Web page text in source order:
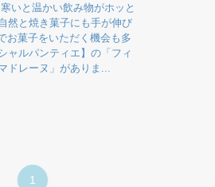
いと温かい飲み物がホッと
然と焼き菓子にも手が伸び
お菓子をいただく機会も多
ャルパンティエ】の「フィ
ドレーヌ」がありま...
1